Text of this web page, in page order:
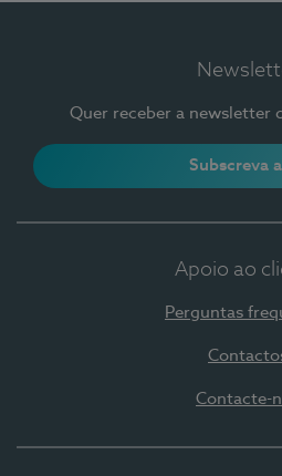
Quer receber a newsletter
Subscreva
Apoio ao
Perguntas
Contacte-